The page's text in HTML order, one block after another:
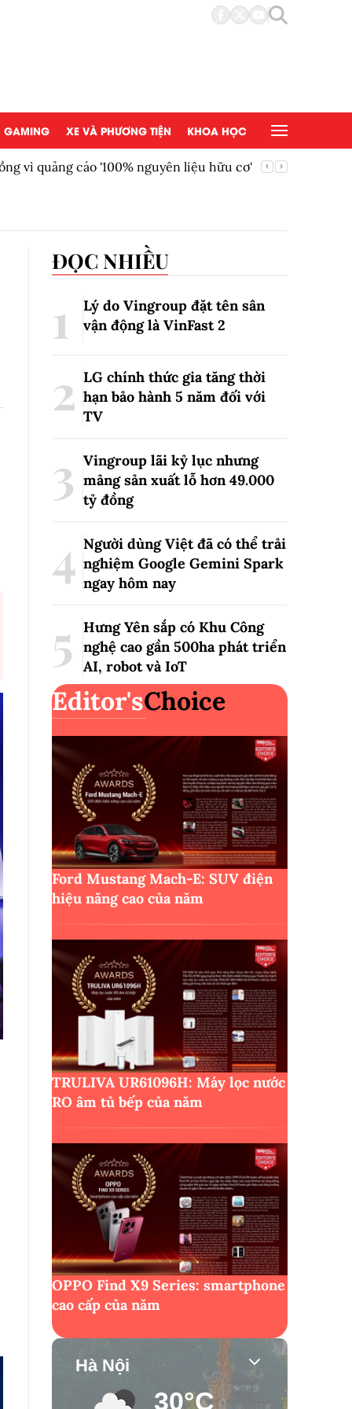
GAMING XE VÀ PHƯƠNG TIỆN KHOA HỌC
vì quảng cáo '100% nguyên liệu hữu cơ'
ĐỌC NHIỀU
Lý do Vingroup đặt tên sân
vận động là VinFast2
LG chính thức gia tăng thời
hạn bảo hành 5 năm đối với
TV
Vingroup lãi kỷ lục nhưng
mảng sản xuất lỗ hơn 49.000
tỷ đồng
Người dùng Việt đã có thể trải
nghiệm Google Gemini Spark
ngay hôm nay
Hưng Yên sắp có Khu Công
nghệ cao gần 500ha phát triển
AI, robot và IoT
Editor'sChoice
Ford Mustang Mach-E: SUV điện
hiệu năng cao của năm
TRULIVA UR61096H: Máy lọc nước
RO âm tủ bếp của năm
OPPO Find X9 Series: smartphone
cao cấp của năm
Hà Nội
30°C